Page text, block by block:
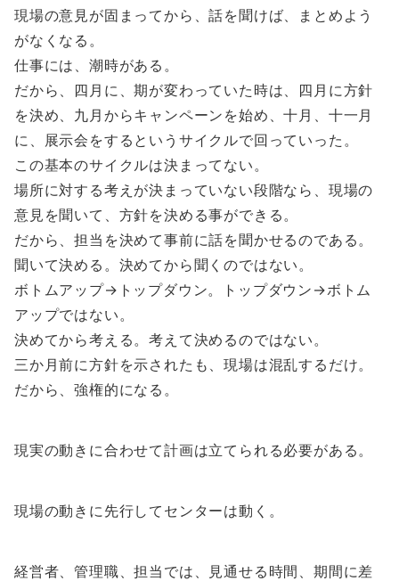
現場の意見が固まってから、話を聞けば、まとめよう
がなくなる。
仕事には、潮時がある。
だから、四月に、期が変わっていた時は、四月に方針
を決め、九月からキャンペーンを始め、十月、十一月
に、展示会をするというサイクルで回っていった。
この基本のサイクルは決まってない。
場所に対する考えが決まっていない段階なら、現場の
意見を聞いて、方針を決める事ができる。
だから、担当を決めて事前に話を聞かせるのである。
聞いて決める。決めてから聞くのではない。
ボトムアップ→トップダウン。トップダウン→ボトム
アップではない。
決めてから考える。考えて決めるのではない。
三か月前に方針を示されたも、現場は混乱するだけ。
だから、強権的になる。
現実の動きに合わせて計画は立てられる必要がある。
現場の動きに先行してセンターは動く。
経営者、管理職、担当では、見通せる時間、期間に差